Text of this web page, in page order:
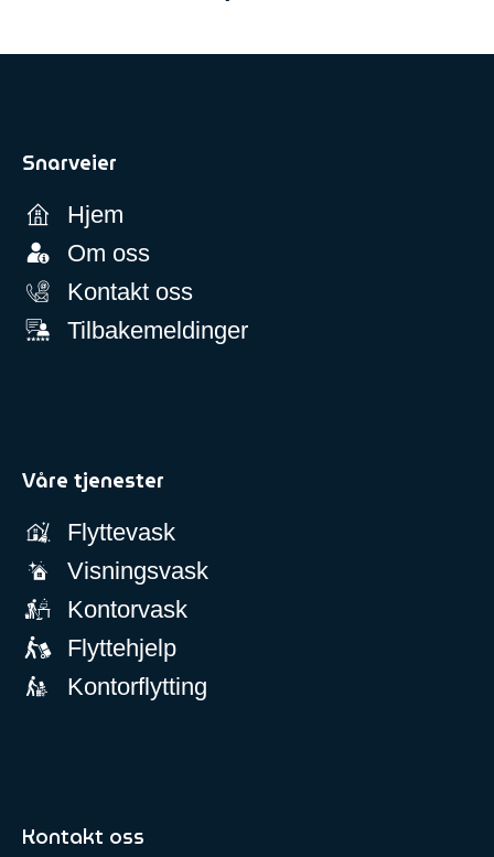
Snarveier
Hjem
Om oss
Kontakt oss
Tilbakemeldinger
Våre tjenester
Flyttevask
Visningsvask
Kontorvask
Flyttehjelp
Kontorflytting
Kontakt oss